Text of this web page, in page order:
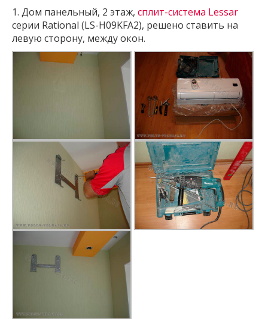
1. Дом панельный, 2 этаж, cплит-система Lessar
серии Rational (LS-H09KFA2), решено ставить на
левую сторону, между окон.